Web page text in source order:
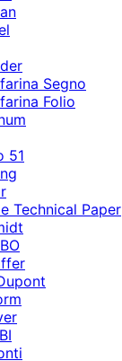
Segno
Folio
51
Technical Paper